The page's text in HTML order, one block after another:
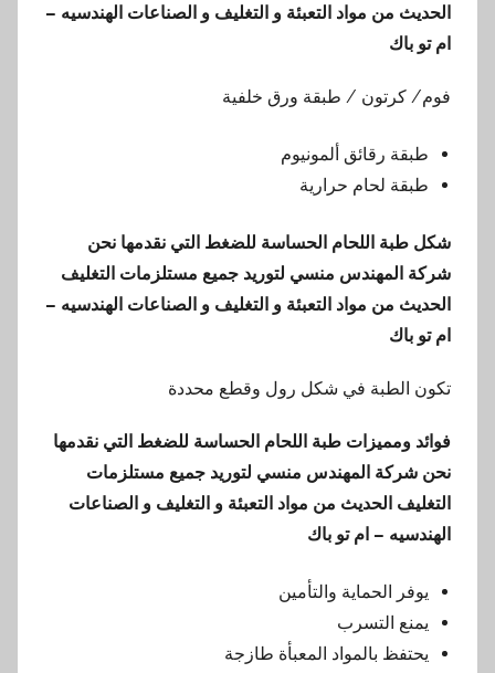
الحديث من مواد التعبئة و التغليف و الصناعات الهندسيه –
ام تو باك
فوم/ كرتون / طبقة ورق خلفية
طبقة رقائق ألمونيوم
طبقة لحام حرارية
شكل طبة اللحام الحساسة للضغط التي نقدمها نحن
شركة المهندس منسي لتوريد جميع مستلزمات التغليف
الحديث من مواد التعبئة و التغليف و الصناعات الهندسيه –
ام تو باك
تكون الطبة في شكل رول وقطع محددة
فوائد ومميزات طبة اللحام الحساسة للضغط التي نقدمها
نحن شركة المهندس منسي لتوريد جميع مستلزمات
التغليف الحديث من مواد التعبئة و التغليف و الصناعات
الهندسيه – ام تو باك
يوفر الحماية والتأمين
يمنع التسرب
يحتفظ بالمواد المعبأة طازجة